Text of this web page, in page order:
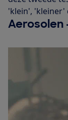
'klein', 'kleiner'